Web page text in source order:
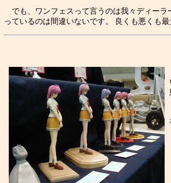
でも、ワンフェスって言うのは我々ディーラ
っているのは間違いないです。 良くも悪くも